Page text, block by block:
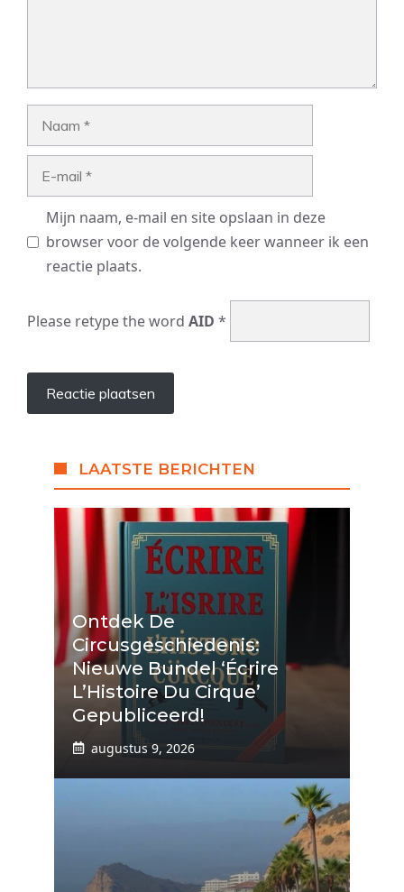
Mijn naam, e-mail en site opslaan in deze
browser voor de volgende keer wanneer ik een
reactie plaats.
Please retype the word AID *
LAATSTE BERICHTEN
Ontdek De
Circusgeschiedenis:
Nieuwe Bundel ‘Écrire
L’Histoire Du Cirque’
Gepubliceerd!
augustus 9, 2026